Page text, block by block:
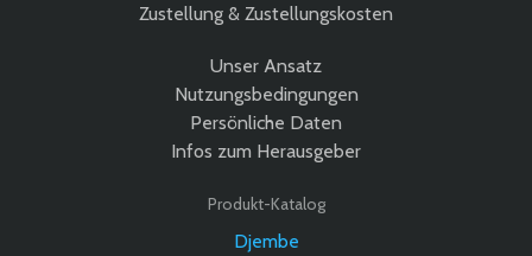
Zustellung & Zustellungskosten
Unser Ansatz
Nutzungsbedingungen
Persönliche Daten
Infos zum Herausgeber
Produkt-Katalog
Djembe